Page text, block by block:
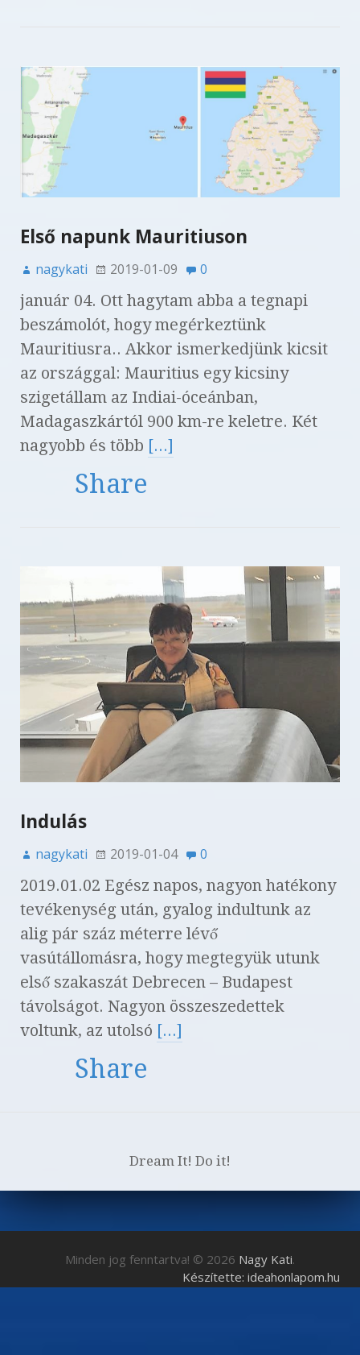
Első napunk Mauritiuson
nagykati 2019-01-09 0
január 04. Ott hagytam abba a tegnapi
beszámolót, hogy megérkeztünk
Mauritiusra.. Akkor ismerkedjünk kicsit
az országgal: Mauritius egy kicsiny
szigetállam az Indiai-óceánban,
Madagaszkártól 900 km-re keletre. Két
nagyobb és több [...]
Share
Indulás
nagykati 2019-01-04 0
2019.01.02 Egész napos, nagyon hatékony
tevékenység után, gyalog indultunk az
alig pár száz méterre lévő
vasútállomásra, hogy megtegyük utunk
első szakaszát Debrecen – Budapest
távolságot. Nagyon összeszedettek
voltunk, az utolsó [...]
Share
Dream It! Do it!
Minden jog fenntartva! © 2026 Nagy Kati.
Készítette: ideahonlapom.hu